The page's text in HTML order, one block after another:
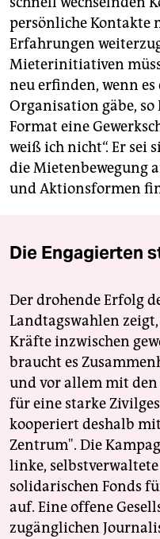
persönliche Kontakte
Erfahrungen
Mieterinitiativen
neu erfinden, wenn
Organisation gäbe, so
Format eine
weiß ich nicht“. Er sei
die Mietenbewegung
und Aktionsformen
Die Engagierten
Der drohende Erfolg
Landtagswahlen
Kräfte inzwischen
braucht es
und vor allem mit den
für eine starke
kooperiert deshalb
Zentrum". Die
linke,
solidarischen Fonds
auf. Eine offene
zugänglichen